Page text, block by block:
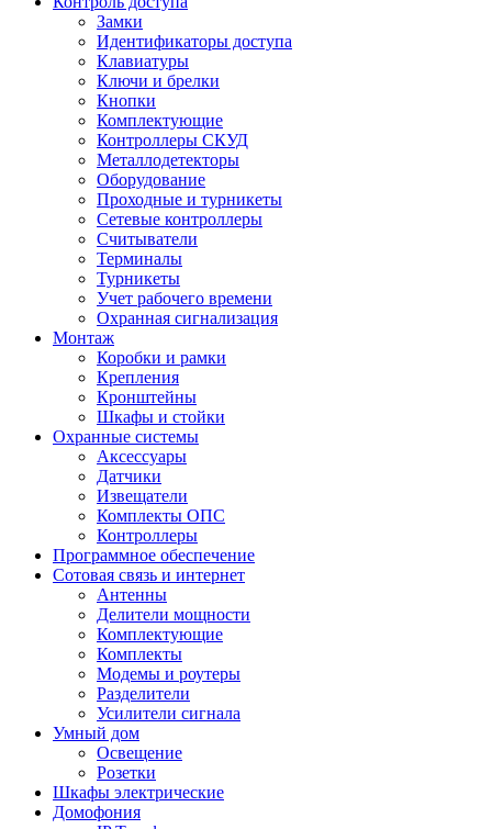
Замки
Идентификаторы доступа
Клавиатуры
Ключи и брелки
Кнопки
Комплектующие
Контроллеры СКУД
Металлодетекторы
Оборудование
Проходные и турникеты
Сетевые контроллеры
Считыватели
Терминалы
Турникеты
Учет рабочего времени
Охранная сигнализация
Монтаж
Коробки и рамки
Крепления
Кронштейны
Шкафы и стойки
Охранные системы
Аксессуары
Датчики
Извещатели
Комплекты ОПС
Контроллеры
Программное обеспечение
Сотовая связь и интернет
Антенны
Делители мощности
Комплектующие
Комплекты
Модемы и роутеры
Разделители
Усилители сигнала
Умный дом
Освещение
Розетки
Шкафы электрические
Домофония